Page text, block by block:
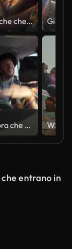
Allegre amiche che cantano in macchina
Non vedo l'ora che arrivi oggi!
entrano in